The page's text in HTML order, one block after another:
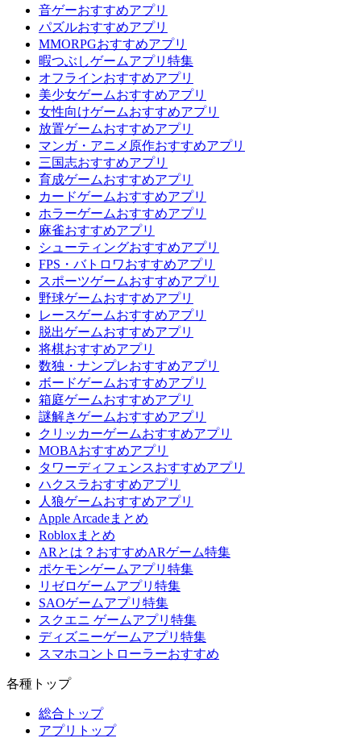
音ゲーおすすめアプリ
パズルおすすめアプリ
MMORPGおすすめアプリ
暇つぶしゲームアプリ特集
オフラインおすすめアプリ
美少女ゲームおすすめアプリ
女性向けゲームおすすめアプリ
放置ゲームおすすめアプリ
マンガ・アニメ原作おすすめアプリ
三国志おすすめアプリ
育成ゲームおすすめアプリ
カードゲームおすすめアプリ
ホラーゲームおすすめアプリ
麻雀おすすめアプリ
シューティングおすすめアプリ
FPS・バトロワおすすめアプリ
スポーツゲームおすすめアプリ
野球ゲームおすすめアプリ
レースゲームおすすめアプリ
脱出ゲームおすすめアプリ
将棋おすすめアプリ
数独・ナンプレおすすめアプリ
ボードゲームおすすめアプリ
箱庭ゲームおすすめアプリ
謎解きゲームおすすめアプリ
クリッカーゲームおすすめアプリ
MOBAおすすめアプリ
タワーディフェンスおすすめアプリ
ハクスラおすすめアプリ
人狼ゲームおすすめアプリ
Apple Arcadeまとめ
Robloxまとめ
ARとは？おすすめARゲーム特集
ポケモンゲームアプリ特集
リゼロゲームアプリ特集
SAOゲームアプリ特集
スクエニ ゲームアプリ特集
ディズニーゲームアプリ特集
スマホコントローラーおすすめ
各種トップ
総合トップ
アプリトップ